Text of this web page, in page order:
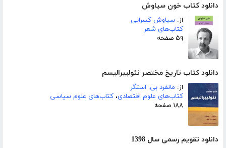
دانلود کتاب خون سیاوش
از: سیاوش کسرایی
کتاب‌های شعر
۵۹ صفحه
دانلود کتاب تاریخ مختصر نئولیبرالیسم
از: مانفرد بی. استگر
کتاب‌های علوم اقتصادی، کتاب‌های علوم سیاسی
۱۸۸ صفحه
دانلود تقویم رسمی سال 1398